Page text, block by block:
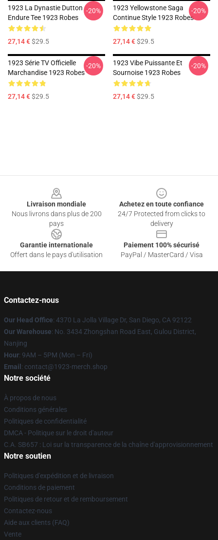
1923 La Dynastie Dutton
Endure Tee 1923 Robes
27,14 €$29.5
-20%
1923 Yellowstone Saga
Continue Style 1923 Robes
27,14 €$29.5
-20%
1923 Série TV Officielle
Marchandise 1923 Robes
27,14 €$29.5
-20%
1923 Vibe Puissante Et
Sournoise 1923 Robes
27,14 €$29.5
-20%
Livraison mondiale
Nous livrons dans plus de 200
pays
Achetez en toute confiance
24/7 Protected from clicks to
delivery
Garantie internationale
Offert dans le pays d'utilisation
Paiement 100% sécurisé
PayPal / MasterCard / Visa
Contactez-nous
Our Head Office: 4370 La Jolla Village Dr, San Diego, CA 92122
Our Warehouse: No. 3434 Zhongshan Road East, Gulou District,
Nanjing
Hour: 9AM – 5PM (Mon – Fri)
Email : contact@1923-merch.shop
Notre société
À propos de nous
Conditions générales
Politiques de confidentialité
DMCA - Politique sur le droit d'auteur
C.A. SB657 : Loi sur la transparence de la chaîne d'approvisionnement
Notre soutien
Politiques d'expédition et de livraison
Conditions de paiement
Politiques de retour et de remboursement
Contactez-nous
Aide aux clients (FAQ)
Vente